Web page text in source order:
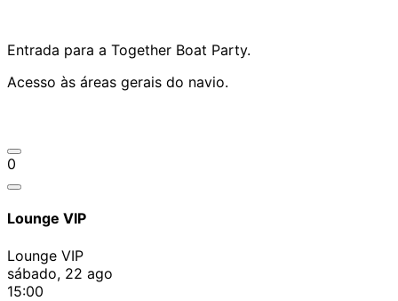
Entrada para a Together Boat Party.
Acesso às áreas gerais do navio.
0
Lounge VIP
Lounge VIP
sábado, 22 ago
15:00